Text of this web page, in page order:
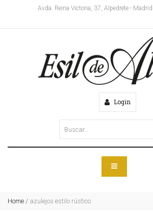
Avda. Reina Victoria, 37, Alpedrete - Madrid
Login
Home / azulejos estilo rústico